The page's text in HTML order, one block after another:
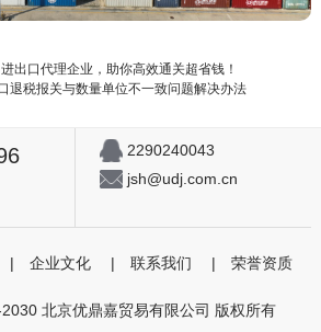
出口代理企业，助你高效通关超省钱！
退税报关与数量单位不一致问题解决办法
2290240043
jsh@udj.com.cn
| 企业文化 | 联系我们 | 荣誉资质
北京优鼎嘉贸易有限公司 版权所有